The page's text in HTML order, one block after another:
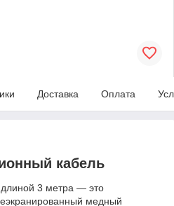
Доставка Оплата
кабель
длиной 3 метра — это
медный